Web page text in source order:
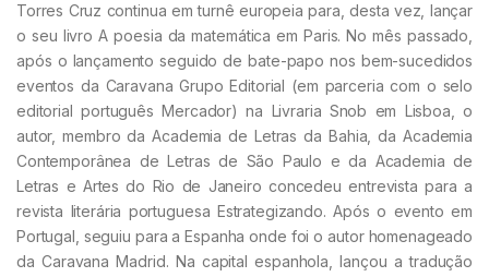
Torres Cruz continua em turnê europeia para, desta vez, lançar
o seu livro A poesia da matemática em Paris. No mês passado,
após o lançamento seguido de bate-papo nos bem-sucedidos
eventos da Caravana Grupo Editorial (em parceria com o selo
editorial português Mercador) na Livraria Snob em Lisboa, o
autor, membro da Academia de Letras da Bahia, da Academia
Contemporânea de Letras de São Paulo e da Academia de
Letras e Artes do Rio de Janeiro concedeu entrevista para a
revista literária portuguesa Estrategizando. Após o evento em
Portugal, seguiu para a Espanha onde foi o autor homenageado
da Caravana Madrid. Na capital espanhola, lançou a tradução